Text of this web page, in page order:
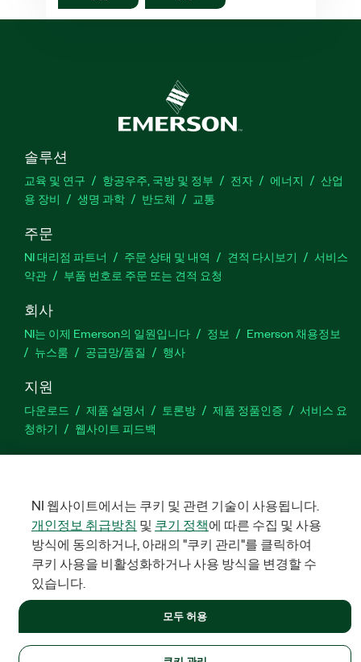
솔루션
교육 및 연구 항공우주, 국방 및 정부 전자 에너지
산업
용 장비
생명 과학 반도체 교통
주문
NI 대리점 파트너 주문 상태 및 내역 견적 다시보기
서비스
약관
부품 번호로 주문 또는 견적 요청
회사
NI는 이제 Emerson의 일원입니다 정보
Emerson 채용정보
뉴스룸
공급망/품질 행사
지원
다운로드 제품 설명서 토론방 제품 정품인증
서비스 요
청하기
웹사이트 피드백
©NATIONAL INSTRUMENTS CORP. 판권 소유. 한국내쇼날인스트루먼
트㈜ | 주소: 서울특별시 영등포구 여의대로 108, 36층 (여의도동,
파크원 타워1) | 대표자: 수리후앗, 페드로와이안드라데 | 사업자 등
록번호: 214-81-91583 | 대표전화: 02-3451-3400
NI 웹사이트에서는 쿠키 및 관련 기술이 사용됩니다.
개인정보 취급방침 및 쿠기 정책에 따른 수집 및 사용
방식에 동의하거나, 아래의 "쿠키 관리"를 클릭하여
쿠키 사용을 비활성화하거나 사용 방식을 변경할 수
있습니다.
모두 허용